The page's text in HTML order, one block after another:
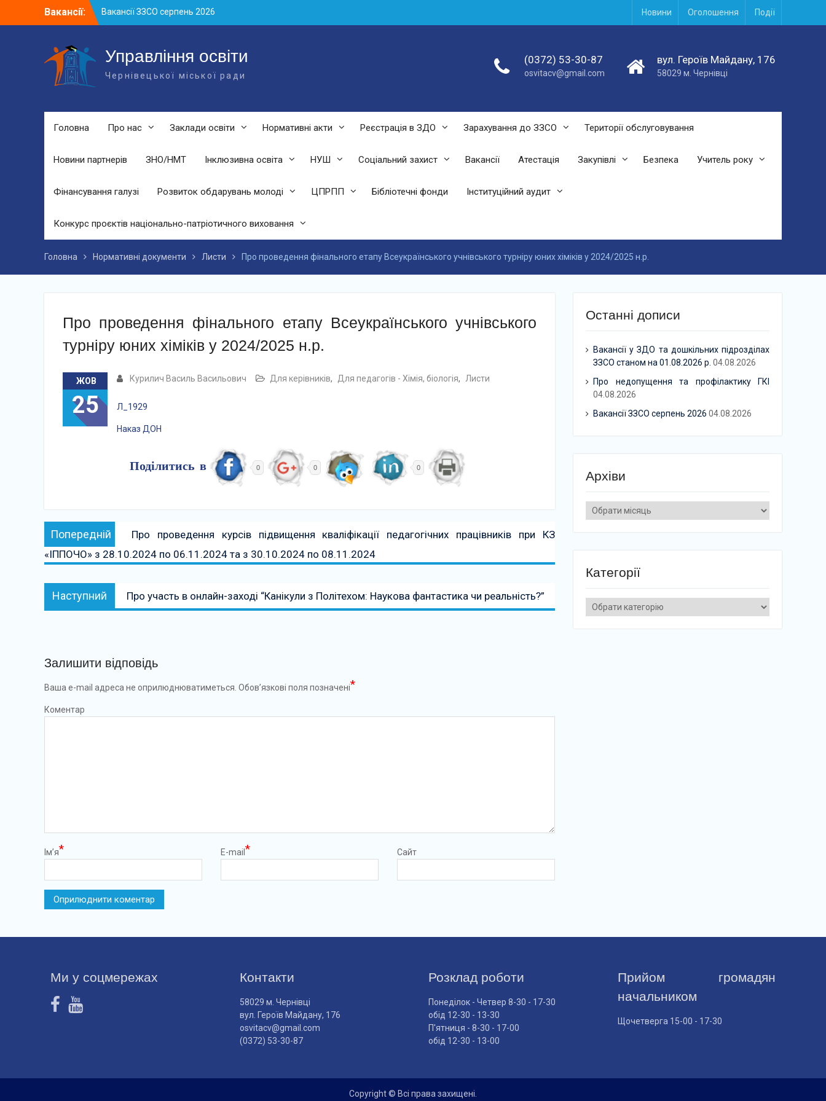
Вакансії:
Вакансії ЗЗСО серпень 2026
Вакансії ЗЗСО червень 2026
підрозділах ЗЗСО станом на 01.08.2026
р.
Новини Оголошення Події
Управління освіти
Чернівецької міської ради
(0372) 53-30-87
osvitacv@gmail.com
вул. Героїв Майдану, 176
58029 м. Чернівці
Головна Про нас Заклади освіти Нормативні акти Реєстрація в ЗДО Зарахування до ЗЗСО Території обслуговування
Новини партнерів ЗНО/НМТ Інклюзивна освіта НУШ Соціальний захист Вакансії Атестація Закупівлі Безпека Учитель року
Фінансування галузі Розвиток обдарувань молоді ЦПРПП Бібліотечні фонди Інституційний аудит
Конкурс проєктів національно-патріотичного виховання
Головна Нормативні документи Листи Про проведення фінального етапу Всеукраїнського учнівського турніру юних хіміків у 2024/2025 н.р.
Про проведення фінального етапу Всеукраїнського учнівського
турніру юних хіміків у 2024/2025 н.р.
ЖОВ
25
Курилич Василь Васильович Для керівників, Для педагогів - Хімія, біологія, Листи
Л_1929
Наказ ДОН
Поділитись в 0 0 0
Навігація
записів
Попередній Попередній:
Про проведення курсів підвищення кваліфікації педагогічних працівників при КЗ
«ІППОЧО» з 28.10.2024 по 06.11.2024 та з 30.10.2024 по 08.11.2024
Наступний Наступний:
Про участь в онлайн-заході “Канікули з Політехом: Наукова фантастика чи реальність?”
Залишити відповідь
Ваша e-mail адреса не оприлюднюватиметься. Обов’язкові поля позначені*
Коментар
Ім’я* E-mail * Сайт
Останні дописи
Вакансії у ЗДО та дошкільних підрозділах
ЗЗСО станом на 01.08.2026 р. 04.08.2026
Про недопущення та профілактику ГКІ
04.08.2026
Вакансії ЗЗСО серпень 2026 04.08.2026
Архіви
Архіви
Категорії
Категорії
Ми у соцмережах Контакти
58029 м. Чернівці
вул. Героїв Майдану, 176
osvitacv@gmail.com
(0372) 53-30-87
Розклад роботи
Понеділок - Четвер 8-30 - 17-30
обід 12-30 - 13-30
П'ятниця - 8-30 - 17-00
обід 12-30 - 13-00
Прийом громадян
начальником
Щочетверга 15-00 - 17-30
Copyright © Всі права захищені.